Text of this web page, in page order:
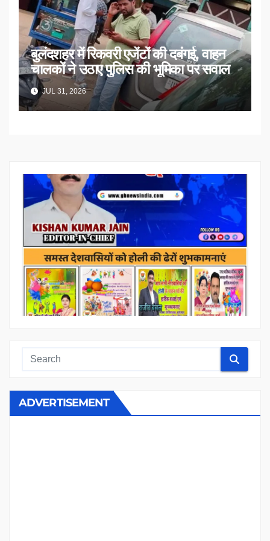
बुलंदशहर में रिकवरी एजेंटों की दबंगई, वाहन
चालकों ने उठाए पुलिस की भूमिका पर सवाल
JUL 31, 2026
ADVERTISEMENT